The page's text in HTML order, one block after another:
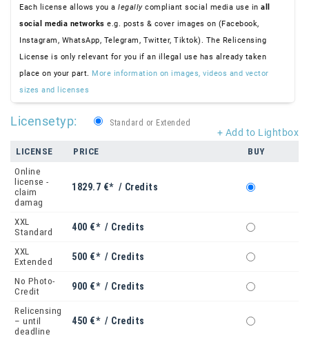
Each license allows you a legallycompliant social media use in all
social media networks e.g. posts & cover images on (Facebook,
Instagram, WhatsApp, Telegram, Twitter, Tiktok). The Relicensing
License is only relevant for you if an illegal use has already taken
place on your part. More information on images, videos and vector
sizes and licenses
+ Add to Lightbox
Licensetyp: Standard or Extended
LICENSE PRICE
BUY
Online
license -
claim
damag
1829.7 €* / Credits
XXL
Standard
400 €* / Credits
XXL
Extended
500 €* / Credits
No Photo-
Credit
900 €* / Credits
Relicensing
– until
deadline
450 €* / Credits